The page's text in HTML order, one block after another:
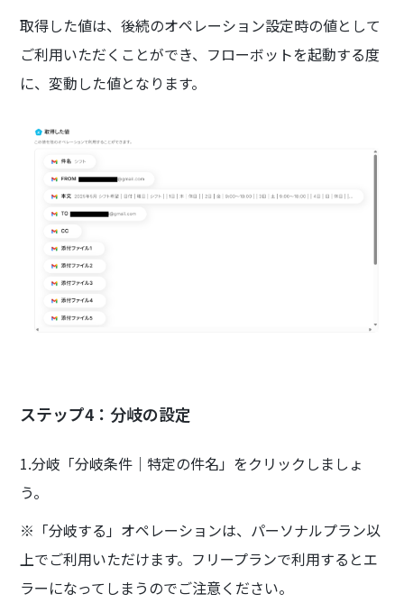
取得した値は、後続のオペレーション設定時の値として
ご利用いただくことができ、フローボットを起動する度
に、変動した値となります。
ステップ4：分岐の設定
1.分岐「分岐条件｜特定の件名」をクリックしましょ
う。
※「分岐する」オペレーションは、パーソナルプラン以
上でご利用いただけます。フリープランで利用するとエ
ラーになってしまうのでご注意ください。